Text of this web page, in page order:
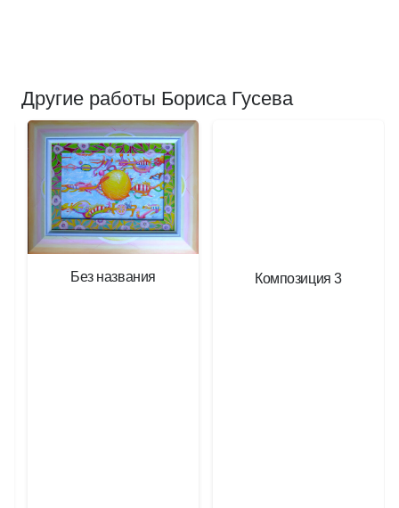
Другие работы Бориса Гусева
Без названия Композиция 3